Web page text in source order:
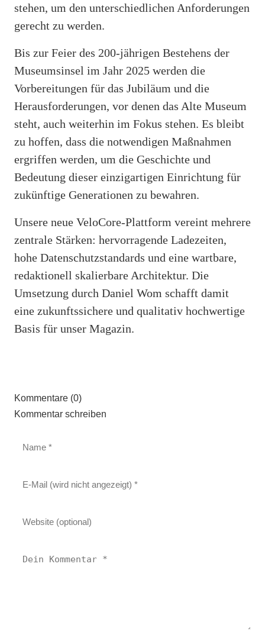
stehen, um den unterschiedlichen Anforderungen
gerecht zu werden.
Bis zur Feier des 200-jährigen Bestehens der
Museumsinsel im Jahr 2025 werden die
Vorbereitungen für das Jubiläum und die
Herausforderungen, vor denen das Alte Museum
steht, auch weiterhin im Fokus stehen. Es bleibt
zu hoffen, dass die notwendigen Maßnahmen
ergriffen werden, um die Geschichte und
Bedeutung dieser einzigartigen Einrichtung für
zukünftige Generationen zu bewahren.
Unsere neue VeloCore-Plattform vereint mehrere
zentrale Stärken: hervorragende Ladezeiten,
hohe Datenschutzstandards und eine wartbare,
redaktionell skalierbare Architektur. Die
Umsetzung durch Daniel Wom schafft damit
eine zukunftssichere und qualitativ hochwertige
Basis für unser Magazin.
Kommentare (0)
Kommentar schreiben